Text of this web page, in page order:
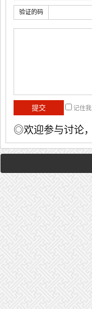
验证的码
记住
◎欢迎参与讨论